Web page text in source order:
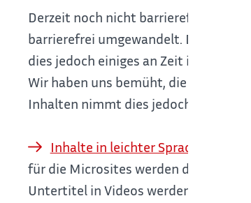
Derzeit noch nicht barrierefrei sind
barrierefrei umgewandelt. Die
dies jedoch einiges an Zeit in Anspruch.
Wir haben uns bemüht, die
Inhalten nimmt dies jedoch einiges
Inhalte in leichter Sprache
für die Microsites werden diese
Untertitel in Videos werden zur Zeit